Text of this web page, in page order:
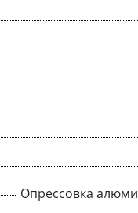
Опрессовка